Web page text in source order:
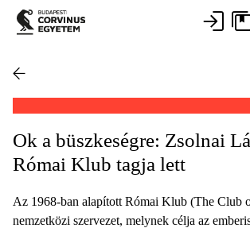
Ok a büszkeségre: Zsolnai
Római Klub tagja lett
Az 1968-ban alapított Római Klub (The Club
nemzetközi szervezet, melynek célja az